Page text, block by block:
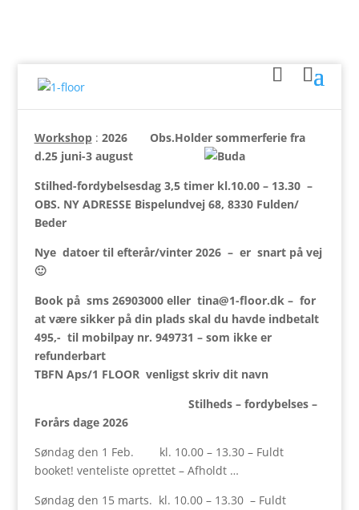
Workshop: 2026 Obs.Holder sommerferie fra
d.25 juni-3 august
Stilhed-fordybelsesdag 3,5 timer kl.10.00 – 13.30 –
OBS. NY ADRESSE Bispelundvej 68, 8330 Fulden/
Beder
Nye datoer til efterår/vinter 2026 – er snart på vej
🙂
Book på sms 26903000 eller tina@1-floor.dk – for
at være sikker på din plads skal du havde indbetalt
495,- til mobilpay nr. 949731 – som ikke er
refunderbart
TBFN Aps/1 FLOOR venligst skriv dit navn
Stilheds – fordybelses –
Forårs dage 2026
Søndag den 1 Feb. kl. 10.00 – 13.30 – Fuldt
booket! venteliste oprettet – Afholdt …
Søndag den 15 marts. kl. 10.00 – 13.30 – Fuldt